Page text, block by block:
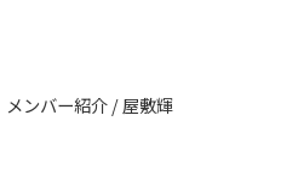
メンバー紹介 / 屋敷輝